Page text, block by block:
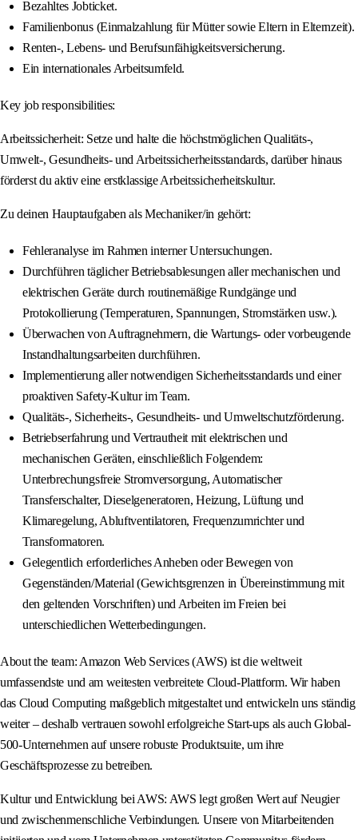
Bezahltes Jobticket.
Familienbonus (Einmalzahlung für Mütter sowie Eltern in Elternzeit).
Renten-, Lebens- und Berufsunfähigkeitsversicherung.
Ein internationales Arbeitsumfeld.
Key job responsibilities:
Arbeitssicherheit: Setze und halte die höchstmöglichen Qualitäts-,
Umwelt-, Gesundheits- und Arbeitssicherheitsstandards, darüber hinaus
förderst du aktiv eine erstklassige Arbeitssicherheitskultur.
Zu deinen Hauptaufgaben als Mechaniker/in gehört:
Fehleranalyse im Rahmen interner Untersuchungen.
Durchführen täglicher Betriebsablesungen aller mechanischen und
elektrischen Geräte durch routinemäßige Rundgänge und
Protokollierung (Temperaturen, Spannungen, Stromstärken usw.).
Überwachen von Auftragnehmern, die Wartungs- oder vorbeugende
Instandhaltungsarbeiten durchführen.
Implementierung aller notwendigen Sicherheitsstandards und einer
proaktiven Safety-Kultur im Team.
Qualitäts-, Sicherheits-, Gesundheits- und Umweltschutzförderung.
Betriebserfahrung und Vertrautheit mit elektrischen und
mechanischen Geräten, einschließlich Folgendem:
Unterbrechungsfreie Stromversorgung, Automatischer
Transferschalter, Dieselgeneratoren, Heizung, Lüftung und
Klimaregelung, Abluftventilatoren, Frequenzumrichter und
Transformatoren.
Gelegentlich erforderliches Anheben oder Bewegen von
Gegenständen/Material (Gewichtsgrenzen in Übereinstimmung mit
den geltenden Vorschriften) und Arbeiten im Freien bei
unterschiedlichen Wetterbedingungen.
About the team: Amazon Web Services (AWS) ist die weltweit
umfassendste und am weitesten verbreitete Cloud-Plattform. Wir haben
das Cloud Computing maßgeblich mitgestaltet und entwickeln uns ständig
weiter – deshalb vertrauen sowohl erfolgreiche Start-ups als auch Global-
500-Unternehmen auf unsere robuste Produktsuite, um ihre
Geschäftsprozesse zu betreiben.
Kultur und Entwicklung bei AWS: AWS legt großen Wert auf Neugier
und zwischenmenschliche Verbindungen. Unsere von Mitarbeitenden